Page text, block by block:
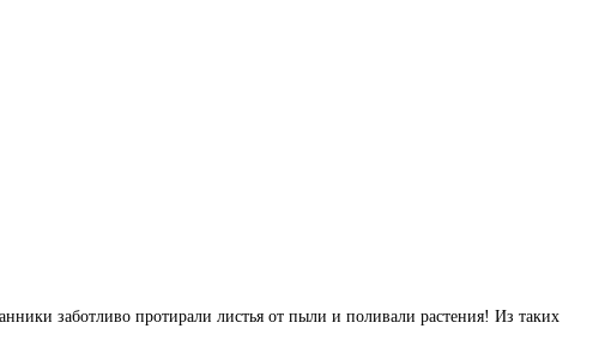
заботливо протирали листья от пыли и поливали растения! Из таких